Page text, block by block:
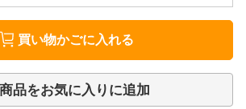
買い物かごに入れる
商品をお気に入りに追加